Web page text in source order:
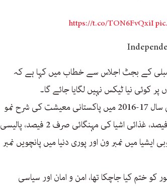
https://t.co/TON6FvQxiI
کے بجٹ اجلاس سے خطاب میں کہا ہے کہ
کوئی نیا ٹیکس نہیں لگایا جائے گا۔
وزیر خزانہ اسحٰق ڈار نے دعوی کیا کہ مالی سال 17-2016 میں پاکستانی معیشت کی شرح نمو
6.1 فیصد تک پہنچ چکی تھی، مہنگائی 4 فیصد، غذائی اشیا کی مہنگائی صرف 2 فیصد، پالیسی
جنوبی ایشیا میں نمبر ون اور پوری دنیا میں پانچویں نمبر
ختم کیا جاچکا تھا، امن و امان اور سیاسی